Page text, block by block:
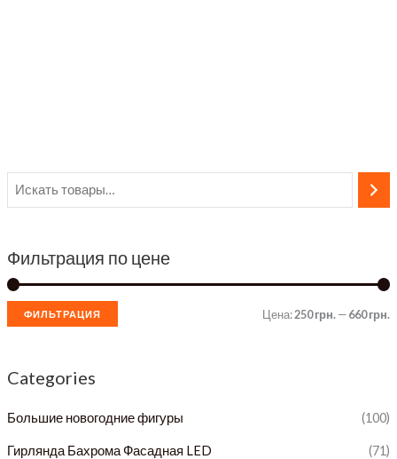
Фильтрация по цене
ФИЛЬТРАЦИЯ Цена:250 грн.—660 грн.
Categories
Большие новогодние фигуры (100)
Гирлянда Бахрома Фасадная LED (71)